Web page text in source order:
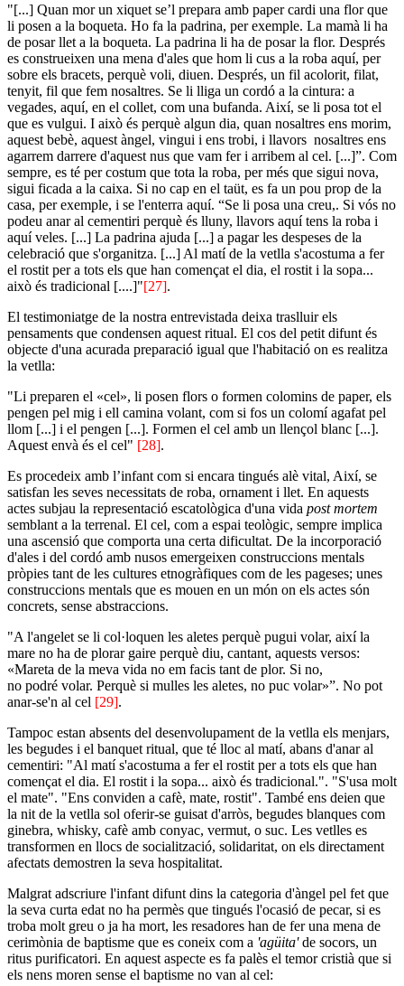
"[...] Quan mor un xiquet se’l prepara amb paper cardi una flor que
li posen a la boqueta. Ho fa la padrina, per exemple. La mamà li ha
de posar llet a la boqueta. La padrina li ha de posar la flor. Després
es construeixen una mena d'ales que hom li cus a la roba aquí, per
sobre els bracets, perquè voli, diuen. Després, un fil acolorit, filat,
tenyit, fil que fem nosaltres. Se li lliga un cordó a la cintura: a
vegades, aquí, en el collet, com una bufanda. Així, se li posa tot el
que es vulgui. I això és perquè algun dia, quan nosaltres ens morim,
aquest bebè, aquest àngel, vingui i ens trobi, i llavors nosaltres ens
agarrem darrere d'aquest nus que vam fer i arribem al cel. [...]”. Com
sempre, es té per costum que tota la roba, per més que sigui nova,
sigui ficada a la caixa. Si no cap en el taüt, es fa un pou prop de la
casa, per exemple, i se l'enterra aquí. “Se li posa una creu,. Si vós no
podeu anar al cementiri perquè és lluny, llavors aquí tens la roba i
aquí veles. [...] La padrina ajuda [...] a pagar les despeses de la
celebració que s'organitza. [...] Al matí de la vetlla s'acostuma a fer
el rostit per a tots els que han començat el dia, el rostit i la sopa...
això és tradicional [....]"[27].
El testimoniatge de la nostra entrevistada deixa traslluir els
pensaments que condensen aquest ritual. El cos del petit difunt és
objecte d'una acurada preparació igual que l'habitació on es realitza
la vetlla:
"Li preparen el «cel», li posen flors o formen colomins de paper, els
pengen pel mig i ell camina volant, com si fos un colomí agafat pel
llom [...] i el pengen [...]. Formen el cel amb un llençol blanc [...].
Aquest envà és el cel" [28].
Es procedeix amb l’infant com si encara tingués alè vital, Així, se
satisfan les seves necessitats de roba, ornament i llet. En aquests
actes subjau la representació escatològica d'una vida post mortem
semblant a la terrenal. El cel, com a espai teològic, sempre implica
una ascensió que comporta una certa dificultat. De la incorporació
d'ales i del cordó amb nusos emergeixen construccions mentals
pròpies tant de les cultures etnogràfiques com de les pageses; unes
construccions mentals que es mouen en un món on els actes són
concrets, sense abstraccions.
"A l'angelet se li col·loquen les aletes perquè pugui volar, així la
mare no ha de plorar gaire perquè diu, cantant, aquests versos:
«Mareta de la meva vida no em facis tant de plor. Si no,
no podré volar. Perquè si mulles les aletes, no puc volar»”. No pot
anar-se'n al cel [29].
Tampoc estan absents del desenvolupament de la vetlla els menjars,
les begudes i el banquet ritual, que té lloc al matí, abans d'anar al
cementiri: "Al matí s'acostuma a fer el rostit per a tots els que han
començat el dia. El rostit i la sopa... això és tradicional.". "S'usa molt
el mate". "Ens conviden a cafè, mate, rostit". També ens deien que
la nit de la vetlla sol oferir-se guisat d'arròs, begudes blanques com
ginebra, whisky, cafè amb conyac, vermut, o suc. Les vetlles es
transformen en llocs de socialització, solidaritat, on els directament
afectats demostren la seva hospitalitat.
Malgrat adscriure l'infant difunt dins la categoria d'àngel pel fet que
la seva curta edat no ha permès que tingués l'ocasió de pecar, si es
troba molt greu o ja ha mort, les resadores han de fer una mena de
cerimònia de baptisme que es coneix com a 'agüita'de socors, un
ritus purificatori. En aquest aspecte es fa palès el temor cristià que si
els nens moren sense el baptisme no van al cel: